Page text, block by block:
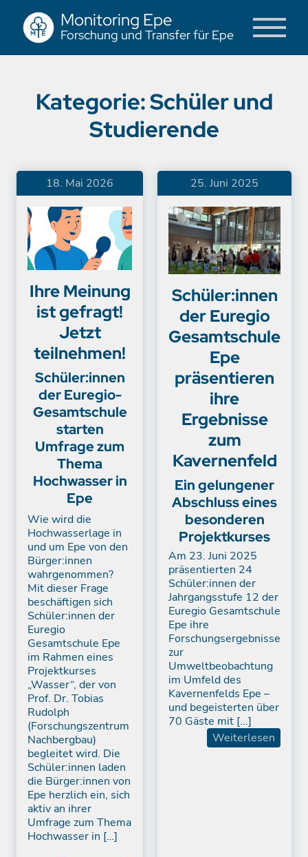
Monitoring Epe
Forschung und Transfer für Epe
Kategorie:Schüler und
Studierende
18. Mai 2026
Ihre Meinung
ist gefragt!
Jetzt
teilnehmen!
Schüler:innen
der Euregio-
Gesamtschule
starten
Umfrage zum
Thema
Hochwasser in
Epe
Wie wird die
Hochwasserlage in
und um Epe von den
Bürger:innen
wahrgenommen?
Mit dieser Frage
beschäftigen sich
Schüler:innen der
Euregio
Gesamtschule Epe
im Rahmen eines
Projektkurses
„Wasser“, der von
Prof. Dr. Tobias
Rudolph
(Forschungszentrum
Nachbergbau)
begleitet wird. Die
Schüler:innen laden
die Bürger:innen von
Epe herzlich ein, sich
aktiv an ihrer
Umfrage zum Thema
Hochwasser in […]
25. Juni 2025
Schüler:innen
der Euregio
Gesamtschule
Epe
präsentieren
ihre
Ergebnisse
zum
Kavernenfeld
Ein gelungener
Abschluss eines
besonderen
Projektkurses
Am 23. Juni 2025
präsentierten 24
Schüler:innen der
Jahrgangsstufe 12 der
Euregio Gesamtschule
Epe ihre
Forschungsergebnisse
zur
Umweltbeobachtung
im Umfeld des
Kavernenfelds Epe –
und begeisterten über
70 Gäste mit [...]
Weiterlesen